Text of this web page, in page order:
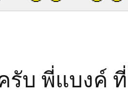
บ พี่แบงค์